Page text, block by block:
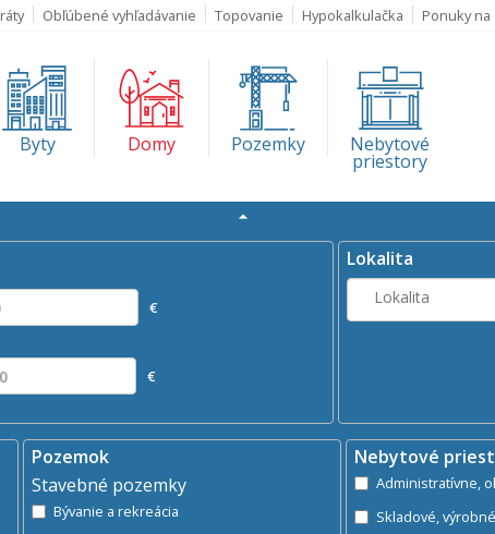
Obľúbené vyhľadávanie Topovanie Hypokalkulačka Ponuky na
Byty Domy Pozemky Nebytové
priestory
Prenájom Lokalita
€
€
Lokalita
Pozemok
Stavebné pozemky
Bývanie a rekreácia
Nebytové
Skladové, výrobné